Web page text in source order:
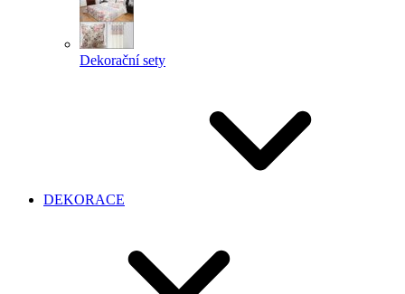
Dekorační sety
DEKORACE